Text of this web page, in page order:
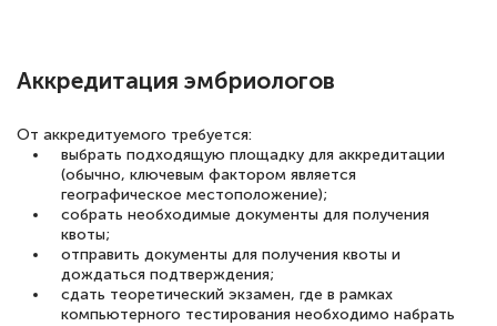
Аккредитация эмбриологов
От аккредитуемого требуется:
выбрать подходящую площадку для аккредитации
(обычно, ключевым фактором является
географическое местоположение);
собрать необходимые документы для получения
квоты;
отправить документы для получения квоты и
дождаться подтверждения;
сдать теоретический экзамен, где в рамках
компьютерного тестирования необходимо набрать